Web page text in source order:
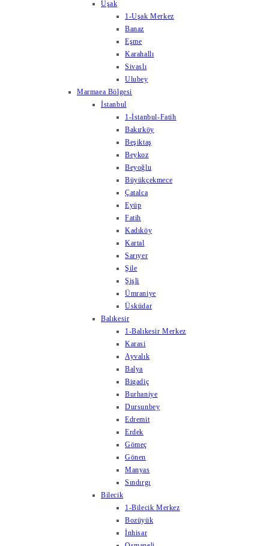
Uşak
1-Uşak Merkez
Banaz
Eşme
Karahallı
Sivaslı
Ulubey
Marmaea Bölgesi
İstanbul
1-İstanbul-Fatih
Bakırköy
Beşiktaş
Beykoz
Beyoğlu
Büyükçekmece
Çatalca
Eyüp
Fatih
Kadıköy
Kartal
Sarıyer
Şile
Şişli
Ümraniye
Üsküdar
Balıkesir
1-Balıkesir Merkez
Karasi
Ayvalık
Balya
Bigadiç
Burhaniye
Dursunbey
Edremit
Erdek
Gömeç
Gönen
Manyas
Sındırgı
Bilecik
1-Bilecik Merkez
Bozüyük
İnhisar